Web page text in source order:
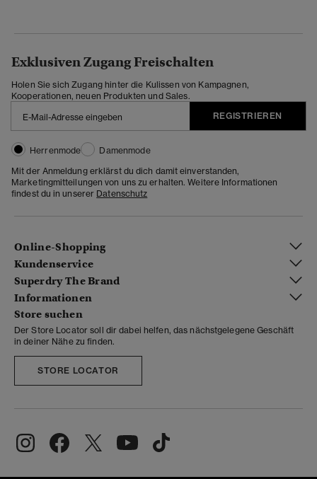
Exklusiven Zugang Freischalten
Holen Sie sich Zugang hinter die Kulissen von Kampagnen,
Kooperationen, neuen Produkten und Sales.
REGISTRIEREN
Herrenmode
Damenmode
Mit der Anmeldung erklärst du dich damit einverstanden,
Marketingmitteilungen von uns zu erhalten. Weitere Informationen
findest du in unserer Datenschutz
Online-Shopping
Kundenservice
Superdry The Brand
Informationen
Store suchen
Der Store Locator soll dir dabei helfen, das nächstgelegene Geschäft
in deiner Nähe zu finden.
STORE LOCATOR